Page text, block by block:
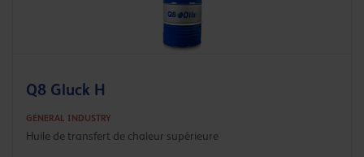
Q8 Gluck H
GENERAL INDUSTRY
Huile de transfert de chaleur supérieure